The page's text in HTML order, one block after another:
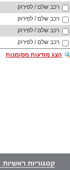
רכב שלם / לפירוק
רכב שלם / לפירוק
רכב שלם / לפירוק
רכב שלם / לפירוק
הצג מודעות מסומנות
קטגוריות ראשיות